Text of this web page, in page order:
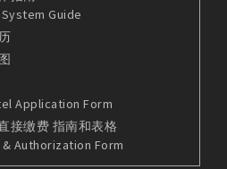
Guide
Application Form
接缴费 指南和表格
Authorization Form